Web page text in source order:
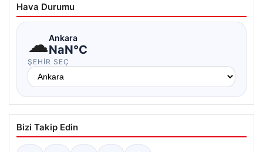
Hava Durumu
☁Ankara
NaN°C
ŞEHIR SEÇ
Bizi Takip Edin